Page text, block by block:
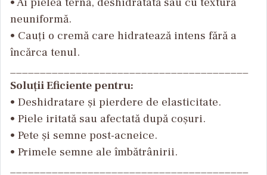
neuniformă.
• Cauți o cremă care hidratează intens fără a
încărca tenul.
Soluții Eficiente pentru:
• Deshidratare și pierdere de elasticitate.
• Piele iritată sau afectată după coșuri.
• Pete și semne post-acneice.
• Primele semne ale îmbătrânirii.